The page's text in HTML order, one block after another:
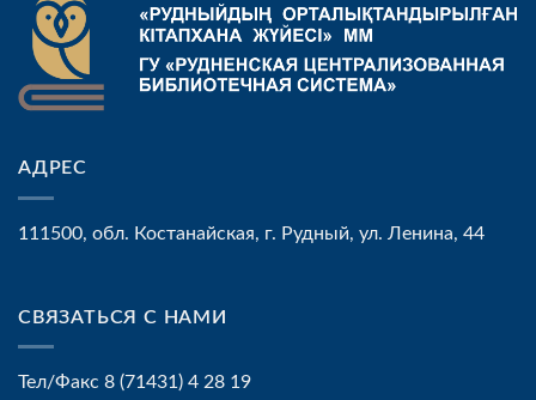
АДРЕС
111500, обл. Костанайская, г. Рудный, ул. Ленина, 44
СВЯЗАТЬСЯ С НАМИ
Тел/Факс 8 (71431) 4 28 19